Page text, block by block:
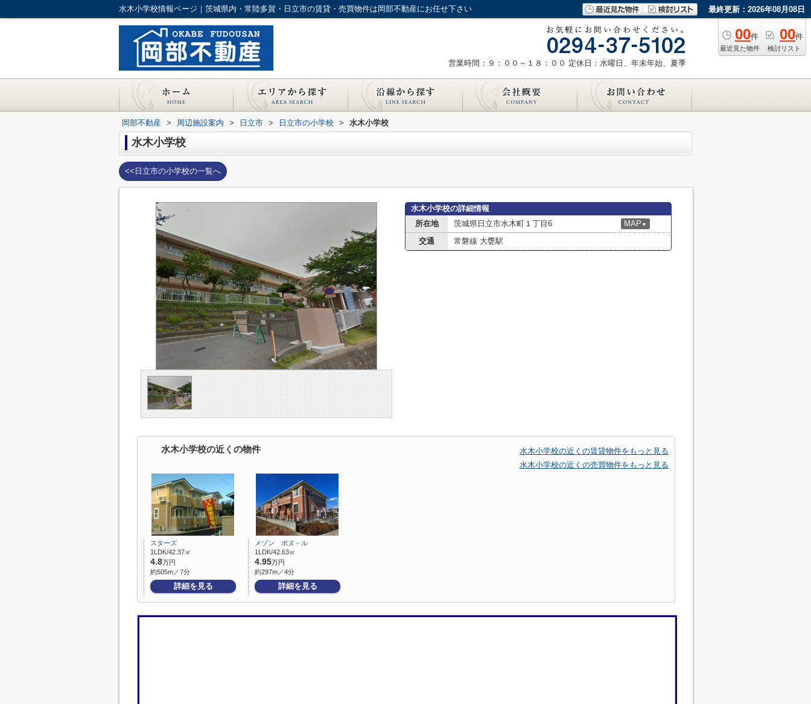
水木小学校情報ページ｜茨城県内・常陸多賀・日立市の賃貸・売買物件は岡部不動産にお任せ下さい 最終更新：2026年08月08日
00件
最近見た物件
00件
検討リスト
営業時間：９：００～１８：００ 定休日：水曜日、年末年始、夏季
岡部不動産 > 周辺施設案内 > 日立市 > 日立市の小学校 > 水木小学校
水木小学校
<<日立市の小学校の一覧へ
水木小学校の詳細情報
所在地
茨城県日立市水木町１丁目6 MAP ▼
交通 常磐線 大甕駅
水木小学校の近くの物件
水木小学校の近くの賃貸物件をもっと見る
水木小学校の近くの売買物件をもっと見る
スターズ
1LDK/42.37㎡
4.8万円
約505m／7分
詳細を見る
メゾン ボヌ－ル
1LDK/42.63㎡
4.95万円
約297m／4分
詳細を見る